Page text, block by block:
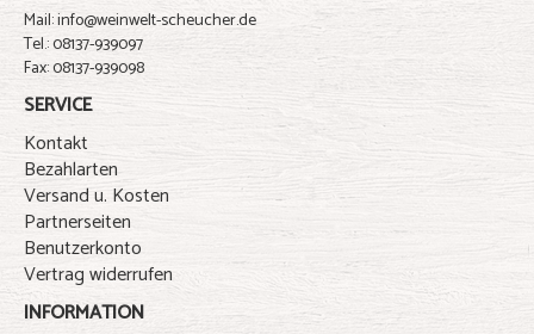
Mail: info@weinwelt-scheucher.de
Tel.: 08137-939097
Fax: 08137-939098
SERVICE
Kontakt
Bezahlarten
Versand u. Kosten
Partnerseiten
Benutzerkonto
Vertrag widerrufen
INFORMATION